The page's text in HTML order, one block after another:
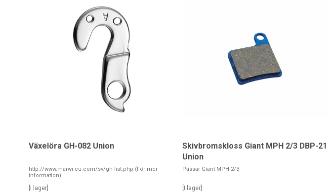
Växelöra GH-082 Union
http://www.marwi-eu.com/sv/gh-list.php (För mer
information)
[I lager]
Skivbromskloss Giant MPH 2/3 DBP-21
Union
Passar Giant MPH 2/3
[I lager]